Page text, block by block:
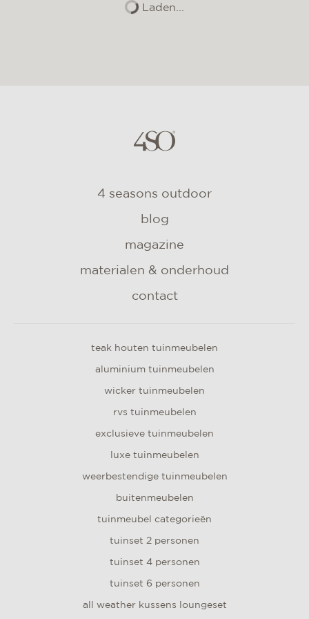
Laden...
4 seasons outdoor
blog
magazine
materialen & onderhoud
contact
teak houten tuinmeubelen
aluminium tuinmeubelen
wicker tuinmeubelen
rvs tuinmeubelen
exclusieve tuinmeubelen
luxe tuinmeubelen
weerbestendige tuinmeubelen
buitenmeubelen
tuinmeubel categorieën
tuinset 2 personen
tuinset 4 personen
tuinset 6 personen
all weather kussens loungeset